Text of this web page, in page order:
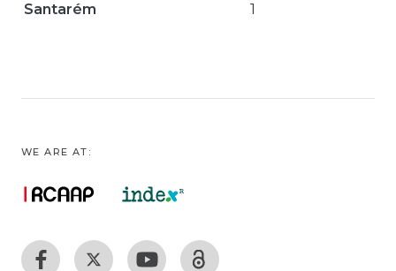
Santarém 1
WE ARE AT: